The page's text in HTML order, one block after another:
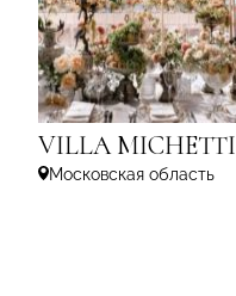
VILLAMICHETTI
Московская область